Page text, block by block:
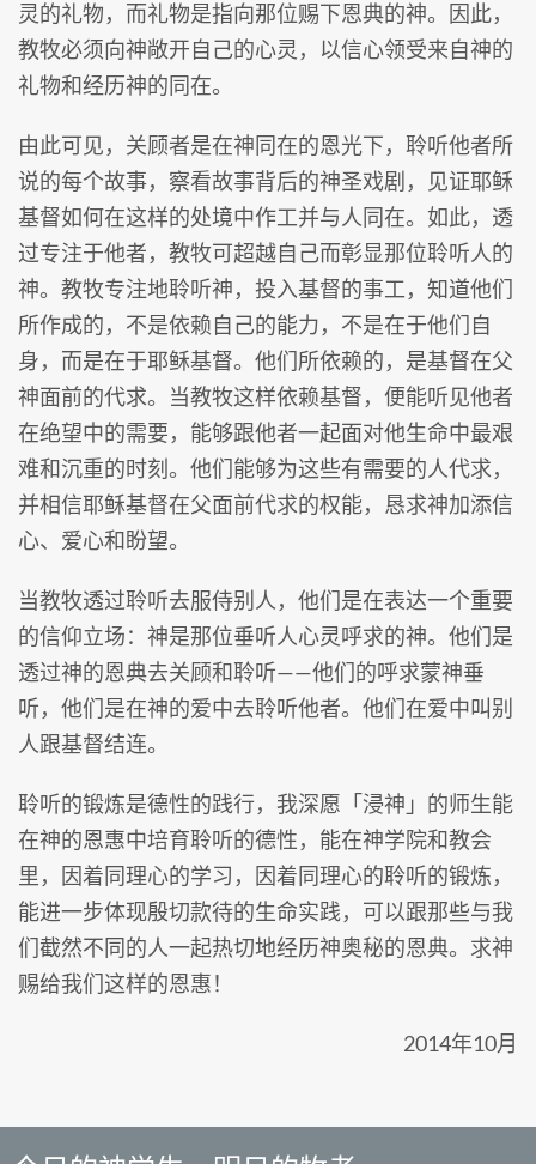
灵的礼物，而礼物是指向那位赐下恩典的神。因此，
教牧必须向神敞开自己的心灵，以信心领受来自神的
礼物和经历神的同在。
由此可见，关顾者是在神同在的恩光下，聆听他者所
说的每个故事，察看故事背后的神圣戏剧，见证耶稣
基督如何在这样的处境中作工并与人同在。如此，透
过专注于他者，教牧可超越自己而彰显那位聆听人的
神。教牧专注地聆听神，投入基督的事工，知道他们
所作成的，不是依赖自己的能力，不是在于他们自
身，而是在于耶稣基督。他们所依赖的，是基督在父
神面前的代求。当教牧这样依赖基督，便能听见他者
在绝望中的需要，能够跟他者一起面对他生命中最艰
难和沉重的时刻。他们能够为这些有需要的人代求，
并相信耶稣基督在父面前代求的权能，恳求神加添信
心、爱心和盼望。
当教牧透过聆听去服侍别人，他们是在表达一个重要
的信仰立场：神是那位垂听人心灵呼求的神。他们是
透过神的恩典去关顾和聆听——他们的呼求蒙神垂
听，他们是在神的爱中去聆听他者。他们在爱中叫别
人跟基督结连。
聆听的锻炼是德性的践行，我深愿「浸神」的师生能
在神的恩惠中培育聆听的德性，能在神学院和教会
里，因着同理心的学习，因着同理心的聆听的锻炼，
能进一步体现殷切款待的生命实践，可以跟那些与我
们截然不同的人一起热切地经历神奥秘的恩典。求神
赐给我们这样的恩惠！
2014年10月